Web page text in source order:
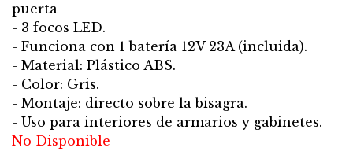
puerta
- 3 focos LED.
- Funciona con 1 batería 12V 23A (incluida).
- Material: Plástico ABS.
- Color: Gris.
- Montaje: directo sobre la bisagra.
- Uso para interiores de armarios y gabinetes.
No Disponible